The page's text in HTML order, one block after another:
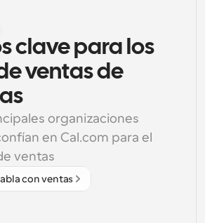
clave para los
ventas de
organizaciones
en Cal.com para el
ventas
con ventas